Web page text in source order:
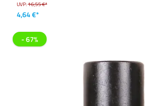
UVP:16,55 €*
4,64 €*
- 67%